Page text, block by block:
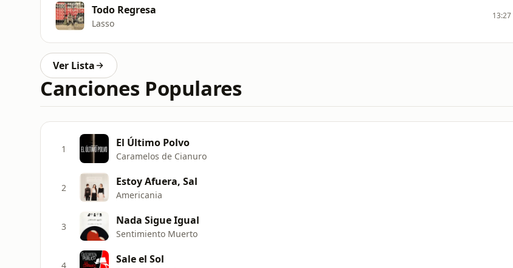
Todo Regresa
Lasso
13:27
Ver Lista
Canciones Populares
1 El Último Polvo
Caramelos de Cianuro
2 Estoy Afuera, Sal
Americania
3 Nada Sigue Igual
Sentimiento Muerto
4 Sale el Sol